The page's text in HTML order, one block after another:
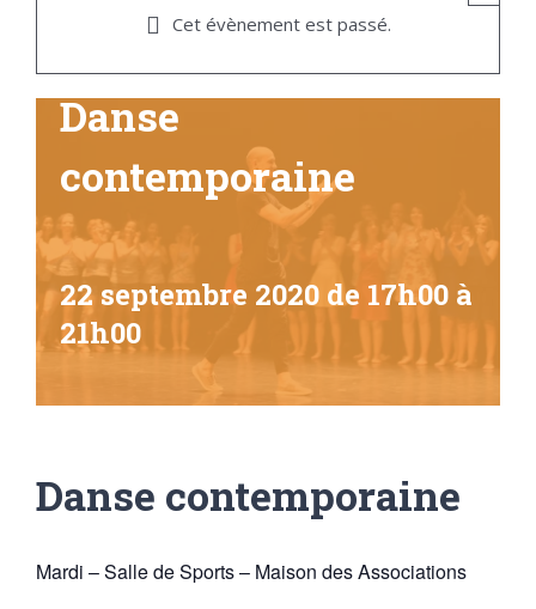
Cet évènement est passé.
Danse
contemporaine
22 septembre 2020 de 17h00 à
21h00
Danse contemporaine
Mardi – Salle de Sports – Maison des Associations